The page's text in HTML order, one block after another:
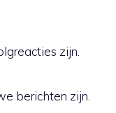
zijn.
berichten zijn.